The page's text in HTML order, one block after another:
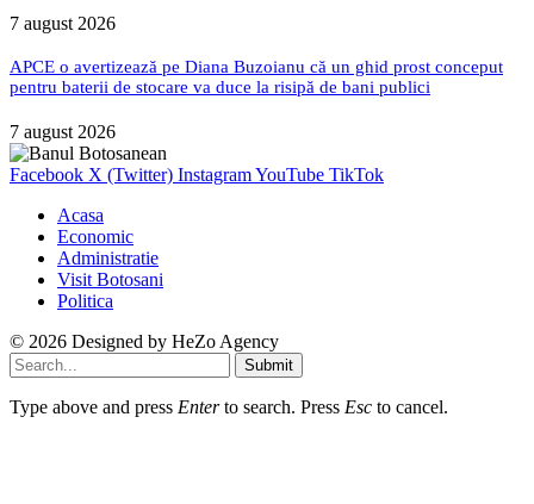
7 august 2026
APCE o avertizează pe Diana Buzoianu că un ghid prost conceput
pentru baterii de stocare va duce la risipă de bani publici
7 august 2026
Facebook X (Twitter) InstagramYouTube TikTok
Acasa
Economic
Administratie
Visit Botosani
Politica
© 2026 Designed by HeZo Agency
Submit
Type above and press Enterto search. Press Esc to cancel.